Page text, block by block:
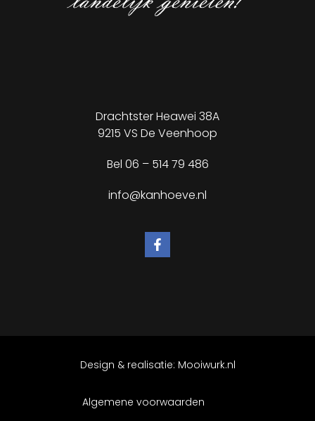
Drachtster Heawei 38A
9215 VS De Veenhoop
Bel 06 – 514 79 486
info@kanhoeve.nl
Design & realisatie: Mooiwurk.nl
Algemene voorwaarden